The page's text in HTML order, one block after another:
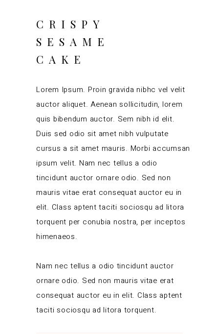
CRISPY
SESAME
CAKE
Lorem Ipsum. Proin gravida nibhc vel velit
auctor aliquet. Aenean sollicitudin, lorem
quis bibendum auctor. Sem nibh id elit.
Duis sed odio sit amet nibh vulputate
cursus a sit amet mauris. Morbi accumsan
ipsum velit. Nam nec tellus a odio
tincidunt auctor ornare odio. Sed non
mauris vitae erat consequat auctor eu in
elit. Class aptent taciti sociosqu ad litora
torquent per conubia nostra, per inceptos
himenaeos.
Nam nec tellus a odio tincidunt auctor
ornare odio. Sed non mauris vitae erat
consequat auctor eu in elit. Class aptent
taciti sociosqu ad litora torquent.